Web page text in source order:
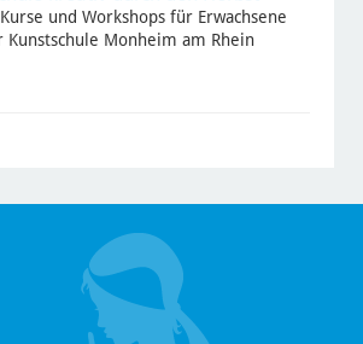
und Workshops für Erwachsene
Kunstschule Monheim am Rhein